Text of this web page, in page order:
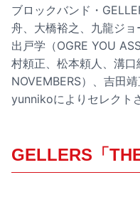
ブロックバンド・
舟、大橋裕之、九龍ジョ
出戸学（OGRE YOU
村頼正、松本頼人、溝
NOVEMBERS）、吉田
yunnikoによりセレクト
GELLERS「